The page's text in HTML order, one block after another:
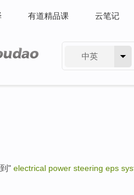
有道精品课 云笔记
中英
" electrical power steering eps